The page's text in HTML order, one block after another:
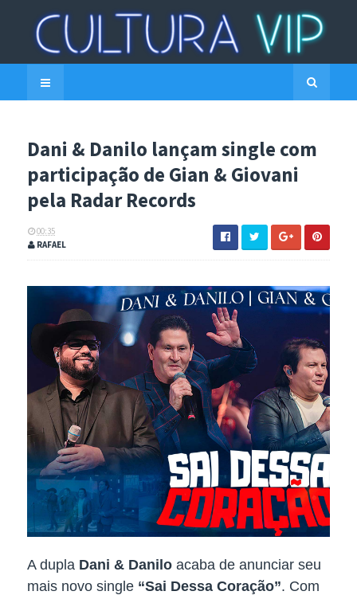
Dani & Danilo lançam single com
participação de Gian & Giovani
pela Radar Records
00:35
RAFAEL
A dupla Dani & Danilo acaba de anunciar seu
mais novo single “Sai Dessa Coração”. Com